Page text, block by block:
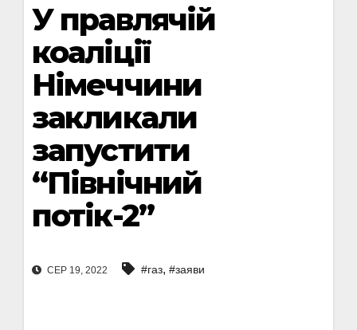
У правлячій
коаліції
Німеччини
закликали
запустити
“Північний
потік-2”
СЕР 19, 2022 #газ, #заяви